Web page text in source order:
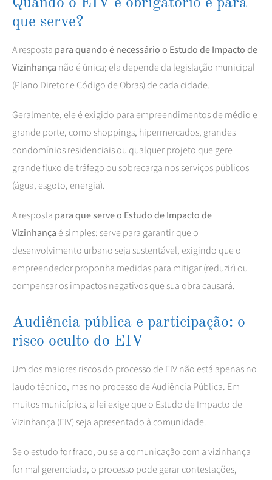
que serve?
A resposta para quando é necessário o Estudo de Impacto de
Vizinhança não é única; ela depende da legislação municipal
(Plano Diretor e Código de Obras) de cada cidade.
Geralmente, ele é exigido para empreendimentos de médio e
grande porte, como shoppings, hipermercados, grandes
condomínios residenciais ou qualquer projeto que gere
grande fluxo de tráfego ou sobrecarga nos serviços públicos
(água, esgoto, energia).
A resposta para que serve o Estudo de Impacto de
Vizinhança é simples: serve para garantir que o
desenvolvimento urbano seja sustentável, exigindo que o
empreendedor proponha medidas para mitigar (reduzir) ou
compensar os impactos negativos que sua obra causará.
Audiência pública e participação: o
risco oculto do EIV
Um dos maiores riscos do processo de EIV não está apenas no
laudo técnico, mas no processo de Audiência Pública. Em
muitos municípios, a lei exige que o Estudo de Impacto de
Vizinhança (EIV) seja apresentado à comunidade.
Se o estudo for fraco, ou se a comunicação com a vizinhança
for mal gerenciada, o processo pode gerar contestações,